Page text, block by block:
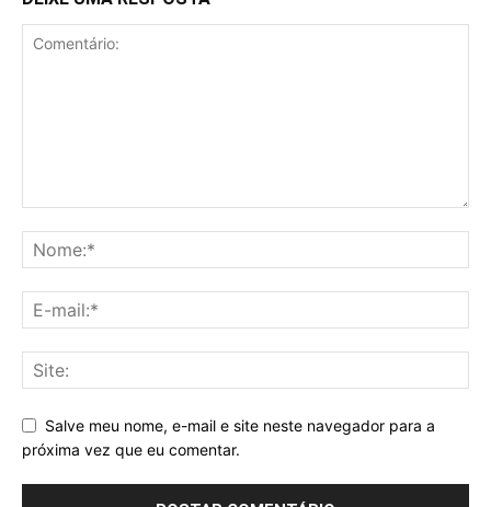
Salve meu nome, e-mail e site neste navegador para a
próxima vez que eu comentar.